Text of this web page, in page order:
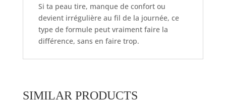
Si ta peau tire, manque de confort ou
devient irrégulière au fil de la journée, ce
type de formule peut vraiment faire la
différence, sans en faire trop.
SIMILAR PRODUCTS